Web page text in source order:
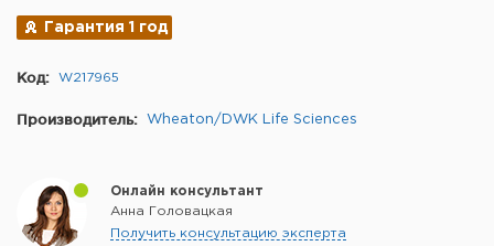
Гарантия 1 год
Код: W217965
Производитель: Wheaton/DWK Life Sciences
Онлайн консультант
Анна Головацкая
Получить консультацию эксперта